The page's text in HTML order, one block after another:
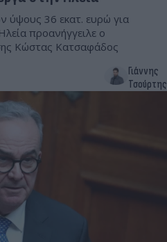
ύψους 36 εκατ. ευρώ για
προανήγγειλε ο
Κώστας Κατσαφάδος
Γιάννης
Τσούρτης